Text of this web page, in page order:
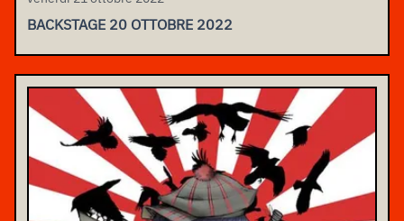
BACKSTAGE 20 OTTOBRE 2022